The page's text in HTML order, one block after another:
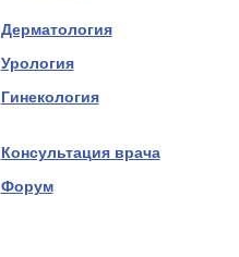
Дерматология
Урология
Гинекология
Консультация врача
Форум